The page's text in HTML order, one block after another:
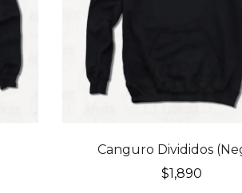
Canguro Divididos
$1,890